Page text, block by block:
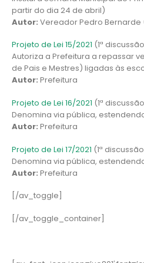
partir do dia 24 de abril)
Autor: Vereador Pedro
Projeto de Lei 15/2021 (1ª
Autoriza a Prefeitura a repassar
de Pais e Mestres) ligadas às
Autor: Prefeitura
Projeto de Lei 16/2021 (1ª
Denomina via pública,
Autor: Prefeitura
Projeto de Lei 17/2021 (1ª
Denomina via pública,
Autor: Prefeitura
[/av_toggle]
[/av_toggle_container]